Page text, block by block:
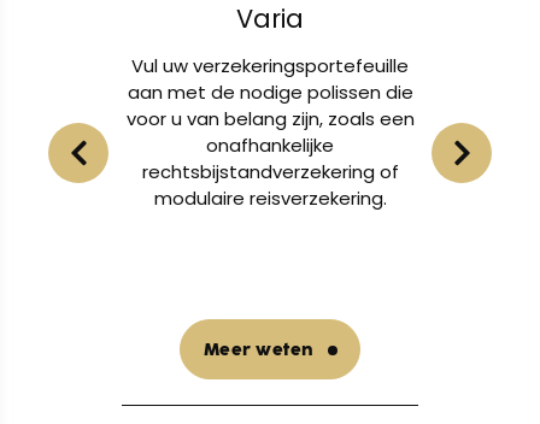
Varia
Vul uw verzekeringsportefeuille
aan met de nodige polissen die
voor u van belang zijn, zoals een
onafhankelijke
rechtsbijstandverzekering of
modulaire reisverzekering.
Meer weten